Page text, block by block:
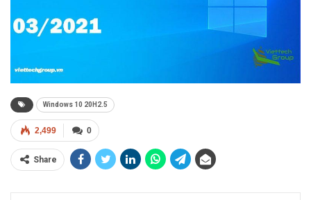
Windows 10 20H2.5
0
2,499
Share